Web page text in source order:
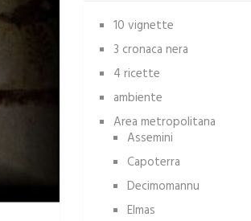
10 vignette
3 cronaca nera
4 ricette
ambiente
Area metropolitana
Assemini
Capoterra
Decimomannu
Elmas